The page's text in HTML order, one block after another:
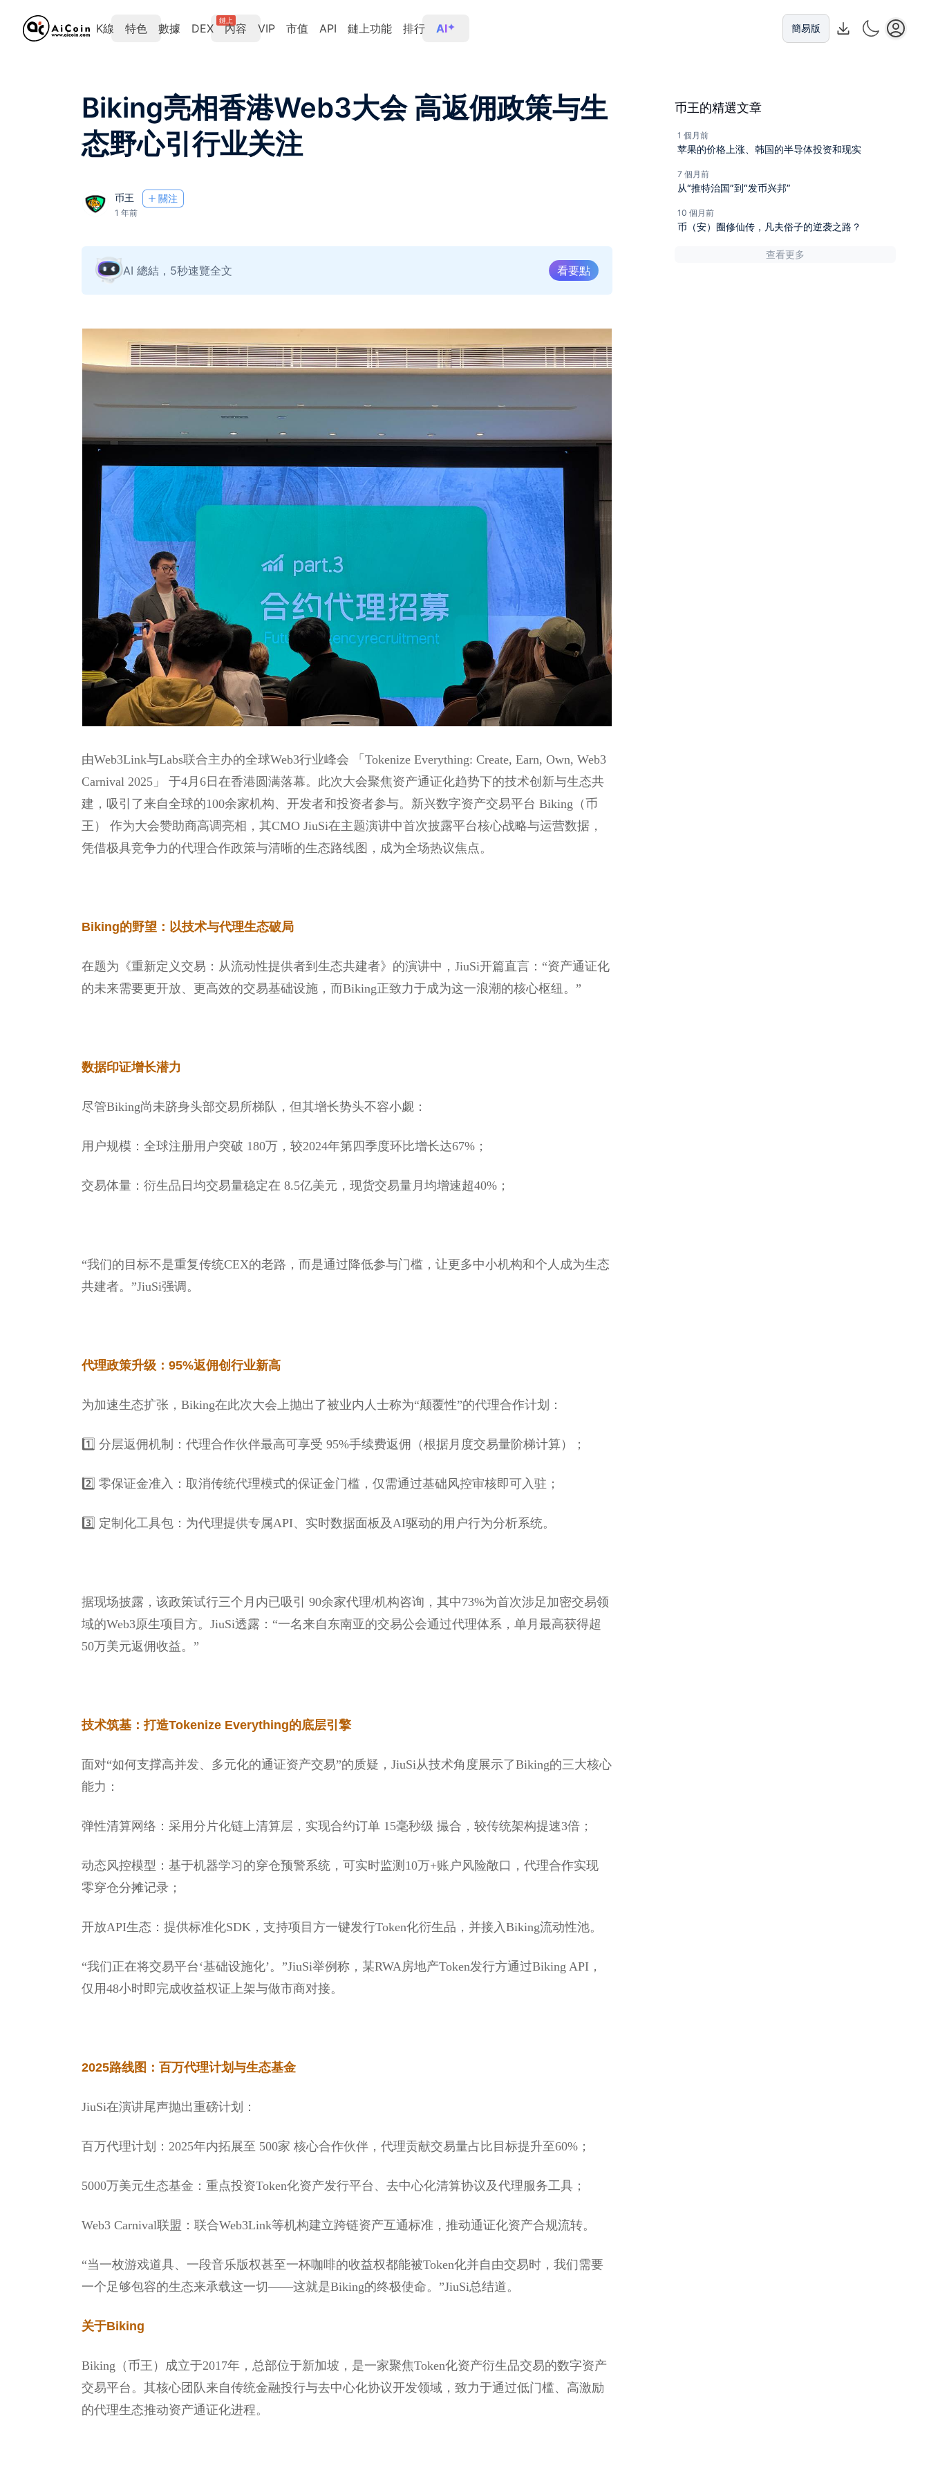
K線 特色 數據 DEX
鏈上
內容 VIP 市值 API 鏈上功能 排行 AI 簡易版
Biking亮相香港Web3大会 高返佣政策与生
态野心引行业关注
币王 關注
1 年前
AI 總結，5秒速覽全文 看要點
由Web3Link与Labs联合主办的全球Web3行业峰会 「Tokenize Everything: Create, Earn, Own, Web3
Carnival 2025」 于4月6日在香港圆满落幕。此次大会聚焦资产通证化趋势下的技术创新与生态共
建，吸引了来自全球的100余家机构、开发者和投资者参与。新兴数字资产交易平台 Biking（币
王） 作为大会赞助商高调亮相，其CMO JiuSi在主题演讲中首次披露平台核心战略与运营数据，
凭借极具竞争力的代理合作政策与清晰的生态路线图，成为全场热议焦点。
Biking的野望：以技术与代理生态破局
在题为《重新定义交易：从流动性提供者到生态共建者》的演讲中，JiuSi开篇直言：“资产通证化
的未来需要更开放、更高效的交易基础设施，而Biking正致力于成为这一浪潮的核心枢纽。”
数据印证增长潜力
尽管Biking尚未跻身头部交易所梯队，但其增长势头不容小觑：
用户规模：全球注册用户突破 180万，较2024年第四季度环比增长达67%；
交易体量：衍生品日均交易量稳定在 8.5亿美元，现货交易量月均增速超40%；
“我们的目标不是重复传统CEX的老路，而是通过降低参与门槛，让更多中小机构和个人成为生态
共建者。”JiuSi强调。
代理政策升级：95%返佣创行业新高
为加速生态扩张，Biking在此次大会上抛出了被业内人士称为“颠覆性”的代理合作计划：
1️⃣ 分层返佣机制：代理合作伙伴最高可享受 95%手续费返佣（根据月度交易量阶梯计算）；
2️⃣ 零保证金准入：取消传统代理模式的保证金门槛，仅需通过基础风控审核即可入驻；
3️⃣ 定制化工具包：为代理提供专属API、实时数据面板及AI驱动的用户行为分析系统。
据现场披露，该政策试行三个月内已吸引 90余家代理/机构咨询，其中73%为首次涉足加密交易领
域的Web3原生项目方。JiuSi透露：“一名来自东南亚的交易公会通过代理体系，单月最高获得超
50万美元返佣收益。”
技术筑基：打造Tokenize Everything的底层引擎
面对“如何支撑高并发、多元化的通证资产交易”的质疑，JiuSi从技术角度展示了Biking的三大核心
能力：
弹性清算网络：采用分片化链上清算层，实现合约订单 15毫秒级 撮合，较传统架构提速3倍；
动态风控模型：基于机器学习的穿仓预警系统，可实时监测10万+账户风险敞口，代理合作实现
零穿仓分摊记录；
开放API生态：提供标准化SDK，支持项目方一键发行Token化衍生品，并接入Biking流动性池。
“我们正在将交易平台‘基础设施化’。”JiuSi举例称，某RWA房地产Token发行方通过Biking API，
仅用48小时即完成收益权证上架与做市商对接。
2025路线图：百万代理计划与生态基金
JiuSi在演讲尾声抛出重磅计划：
百万代理计划：2025年内拓展至 500家 核心合作伙伴，代理贡献交易量占比目标提升至60%；
5000万美元生态基金：重点投资Token化资产发行平台、去中心化清算协议及代理服务工具；
Web3 Carnival联盟：联合Web3Link等机构建立跨链资产互通标准，推动通证化资产合规流转。
“当一枚游戏道具、一段音乐版权甚至一杯咖啡的收益权都能被Token化并自由交易时，我们需要
一个足够包容的生态来承载这一切——这就是Biking的终极使命。”JiuSi总结道。
关于Biking
Biking（币王）成立于2017年，总部位于新加坡，是一家聚焦Token化资产衍生品交易的数字资产
交易平台。其核心团队来自传统金融投行与去中心化协议开发领域，致力于通过低门槛、高激励
的代理生态推动资产通证化进程。
币王的精選文章
1 個月前
苹果的价格上涨、韩国的半导体投资和现实
7 個月前
从“推特治国”到“发币兴邦”
10 個月前
币（安）圈修仙传，凡夫俗子的逆袭之路？
查看更多